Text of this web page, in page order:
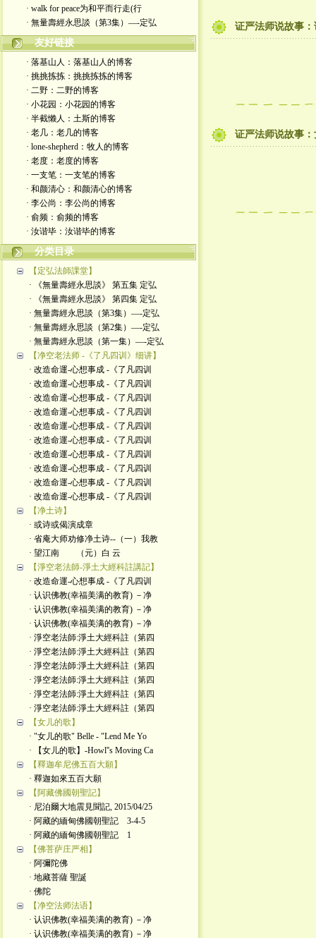
· walk for peace为和平而行走(行
· 無量壽經永思談（第3集）—-定弘
友好链接
· 落基山人：落基山人的博客
· 挑挑拣拣：挑挑拣拣的博客
· 二野：二野的博客
· 小花园：小花园的博客
· 半截懒人：土斯的博客
· 老几：老几的博客
· lone-shepherd：牧人的博客
· 老度：老度的博客
· 一支笔：一支笔的博客
· 和颜清心：和颜清心的博客
· 李公尚：李公尚的博客
· 俞频：俞频的博客
· 汝谐毕：汝谐毕的博客
分类目录
【定弘法師課堂】
· 《無量壽經永思談》 第五集 定弘
· 《無量壽經永思談》 第四集 定弘
· 無量壽經永思談（第3集）—-定弘
· 無量壽經永思談（第2集）—-定弘
· 無量壽經永思談（第一集）—-定弘
【净空老法师 -《了凡四训》细讲】
· 改造命運-心想事成 -《了凡四训
· 改造命運-心想事成 -《了凡四训
· 改造命運-心想事成 -《了凡四训
· 改造命運-心想事成 -《了凡四训
· 改造命運-心想事成 -《了凡四训
· 改造命運-心想事成 -《了凡四训
· 改造命運-心想事成 -《了凡四训
· 改造命運-心想事成 -《了凡四训
· 改造命運-心想事成 -《了凡四训
· 改造命運-心想事成 -《了凡四训
【净土诗】
· 或诗或偈演成章
· 省庵大师劝修净土诗--（一）我教
· 望江南 （元）白 云
【淨空老法師-淨土大經科註講記】
· 改造命運-心想事成 -《了凡四训
· 认识佛教(幸福美满的教育) －净
· 认识佛教(幸福美满的教育) －净
· 认识佛教(幸福美满的教育) －净
· 淨空老法師:淨土大經科註（第四
· 淨空老法師:淨土大經科註（第四
· 淨空老法師:淨土大經科註（第四
· 淨空老法師:淨土大經科註（第四
· 淨空老法師:淨土大經科註（第四
· 淨空老法師:淨土大經科註（第四
【女儿的歌】
· "女儿的歌" Belle - "Lend Me Yo
· 【女儿的歌】-Howl''s Moving Ca
【釋迦牟尼佛五百大願】
· 釋迦如來五百大願
【阿藏佛國朝聖記】
· 尼泊爾大地震見聞記, 2015/04/25
· 阿藏的緬甸佛國朝聖記 3-4-5
· 阿藏的緬甸佛國朝聖記 1
【佛菩萨庄严相】
· 阿彌陀佛
· 地藏菩薩 聖誕
· 佛陀
【净空法师法语】
· 认识佛教(幸福美满的教育) －净
· 认识佛教(幸福美满的教育) －净
证严法师说故事
证严法师说故事